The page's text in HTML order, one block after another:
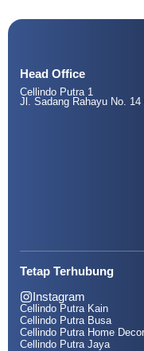
Head Office
Cellindo Putra 1
Jl. Sadang Rahayu No. 14
Tetap Terhubung
Instagram
Cellindo Putra Kain
Cellindo Putra Busa
Cellindo Putra Home Decor
Cellindo Putra Jaya